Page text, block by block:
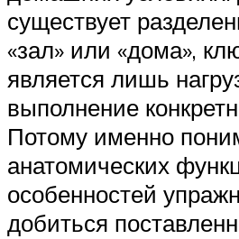
существует
«зал» или «дома»,
является лишь
выполнение
Потому именно
анатомических
особенностей
добиться